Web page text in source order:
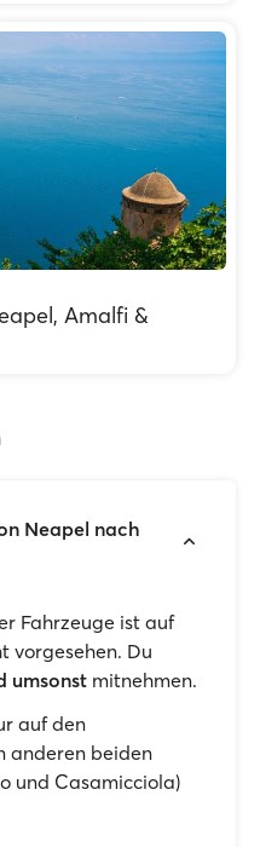
Amalfi &
Neapel nach
Fahrzeuge ist auf
vorgesehen. Du
umsonst mitnehmen.
auf den
anderen beiden
und Casamicciola)